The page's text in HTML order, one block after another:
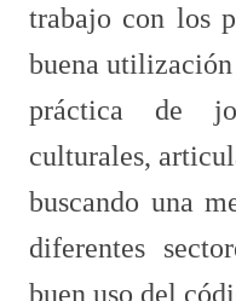
trabajo con los
buena
práctica de
culturales,
buscando una
diferentes
buen uso del